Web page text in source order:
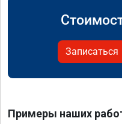
Записаться
Примеры наших